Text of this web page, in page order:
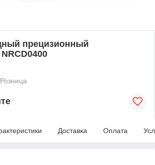
прецизионный
Розница
Доставка Оплата